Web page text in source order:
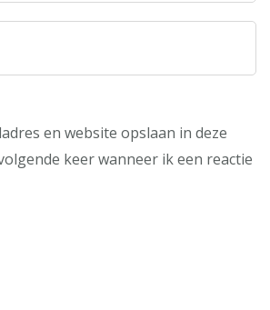
en website opslaan in deze
keer wanneer ik een reactie